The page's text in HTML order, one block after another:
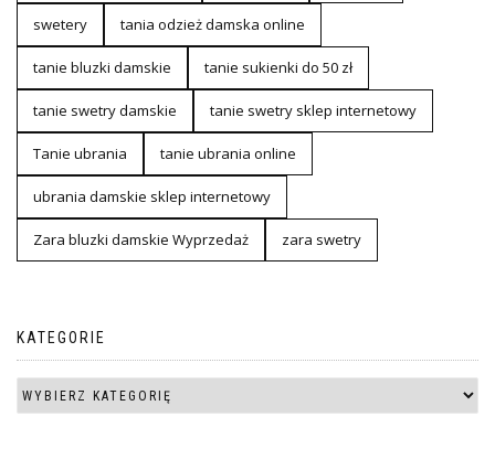
swetery tania odzież damska online
tanie bluzki damskie tanie sukienki do 50 zł
tanie swetry damskie tanie swetry sklep internetowy
Tanie ubrania tanie ubrania online
ubrania damskie sklep internetowy
Zara bluzki damskie Wyprzedaż zara swetry
KATEGORIE